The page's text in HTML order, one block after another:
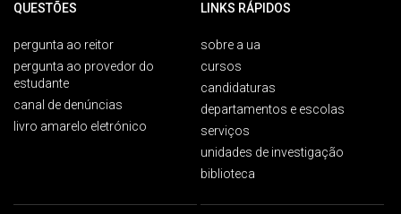
QUESTÕES
pergunta ao reitor
pergunta ao provedor do
estudante
canal de denúncias
livro amarelo eletrónico
LINKS RÁPIDOS
sobre a ua
cursos
candidaturas
departamentos e escolas
serviços
unidades de investigação
biblioteca